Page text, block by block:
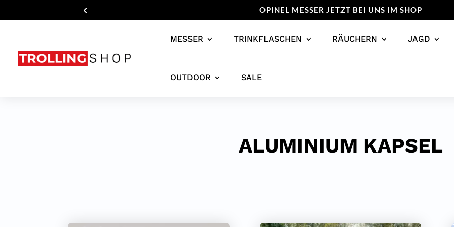
OPINEL MESSER JETZT BEI UNS IM SHOP
MESSER TRINKFLASCHEN RÄUCHERN JAGD
OUTDOOR SALE
ALUMINIUM KAPSEL